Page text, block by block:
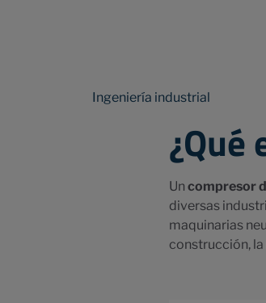
Ingeniería industrial
¿Qué
Un compresor
diversas
maquinarias
construcción,